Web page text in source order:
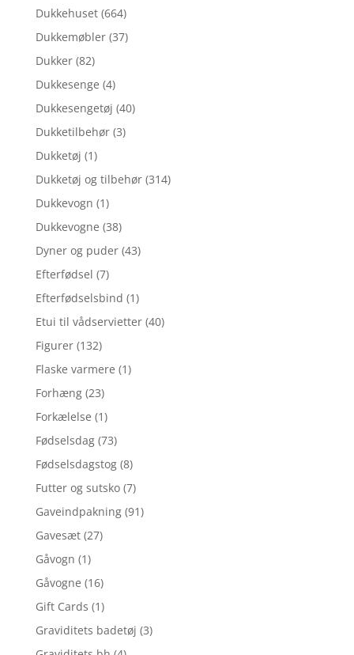
Dukkehuset (664)
Dukkemøbler (37)
Dukker (82)
Dukkesenge (4)
Dukkesengetøj (40)
Dukketilbehør (3)
Dukketøj (1)
Dukketøj og tilbehør (314)
Dukkevogn (1)
Dukkevogne (38)
Dyner og puder (43)
Efterfødsel (7)
Efterfødselsbind (1)
Etui til vådservietter (40)
Figurer (132)
Flaske varmere (1)
Forhæng (23)
Forkælelse (1)
Fødselsdag (73)
Fødselsdagstog (8)
Futter og sutsko (7)
Gaveindpakning (91)
Gavesæt (27)
Gåvogn (1)
Gåvogne (16)
Gift Cards (1)
Graviditets badetøj (3)